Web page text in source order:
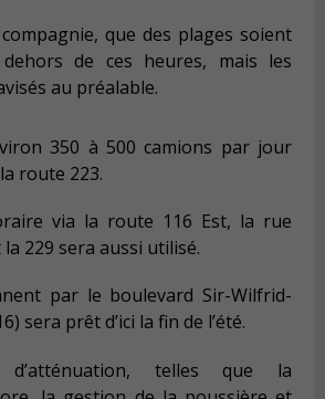
que des plages soient
dehors de ces heures, mais les
au préalable.
350 à 500 camions par jour
route 223.
via la route 116 Est, la rue
229 sera aussi utilisé.
par le boulevard Sir-Wilfrid-
sera prêt d’ici la fin de l’été.
d’atténuation, telles que la